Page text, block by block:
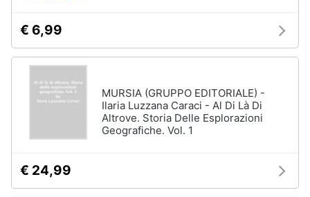
€ 6,99
MURSIA (GRUPPO EDITORIALE) -
Ilaria Luzzana Caraci - Al Di Là Di
Altrove. Storia Delle Esplorazioni
Geografiche. Vol. 1
€ 24,99